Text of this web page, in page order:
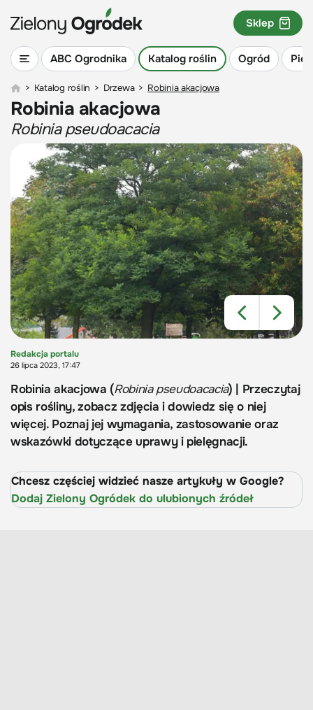
ABC Ogrodnika Katalog roślin Ogród
Sklep
> Katalog roślin > Drzewa > Robinia akacjowa
Robinia akacjowa
Robinia pseudoacacia
Redakcja portalu
26 lipca 2023, 17:47
Robinia akacjowa (Robinia pseudoacacia) | Przeczytaj
opis rośliny, zobacz zdjęcia i dowiedz się o niej
więcej. Poznaj jej wymagania, zastosowanie oraz
wskazówki dotyczące uprawy i pielęgnacji.
Chcesz częściej widzieć nasze artykuły w Google?
Dodaj Zielony Ogródek do ulubionych źródeł